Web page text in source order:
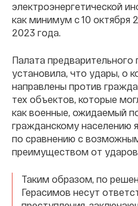
электроэнергетической
как минимум с 10 октября
2023 года.
Палата предварительного
установила, что удары, о
направлены против
тех объектов, которые
как военные, ожидаемый
гражданскому населению
по сравнению с
преимуществом от
Таким образом, по
Герасимов несут